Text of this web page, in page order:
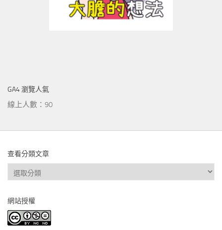
GA4 瀏覽人氣
線上人數：90
查看分類文章
查
看
類
文
章
網站授權